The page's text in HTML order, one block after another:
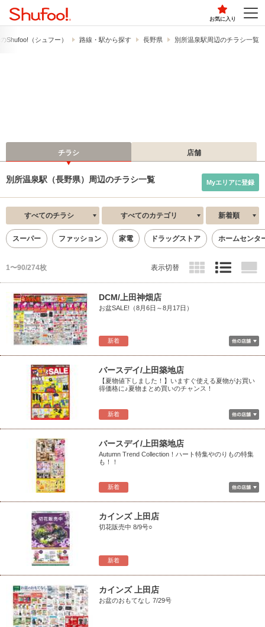
お気に入り
​Shufoo!​（シュフー） 路線・駅から探す 長野県 別所温泉駅周辺のチラシ一覧
チラシ 店舗
別所温泉駅（長野県）周辺のチラシ一覧 Myエリアに登録
すべてのチラシ すべてのカテゴリ 新着順
スーパー ファッション 家電 ドラッグストア ホームセンタ
1〜90/274枚 表示切替
新着
DCM/上田神畑店
お盆SALE!（8月6日～8月17日）
新着
バースデイ/上田築地店
【夏物値下しました！】いますぐ使える夏物がお買い
得価格に♪夏物まとめ買いのチャンス！
新着
バースデイ/上田築地店
Autumn Trend Collection！ハート特集やのりもの特集
も！！
新着
カインズ 上田店
切花販売中 8/9号○
カインズ 上田店
お盆のおもてなし 7/29号